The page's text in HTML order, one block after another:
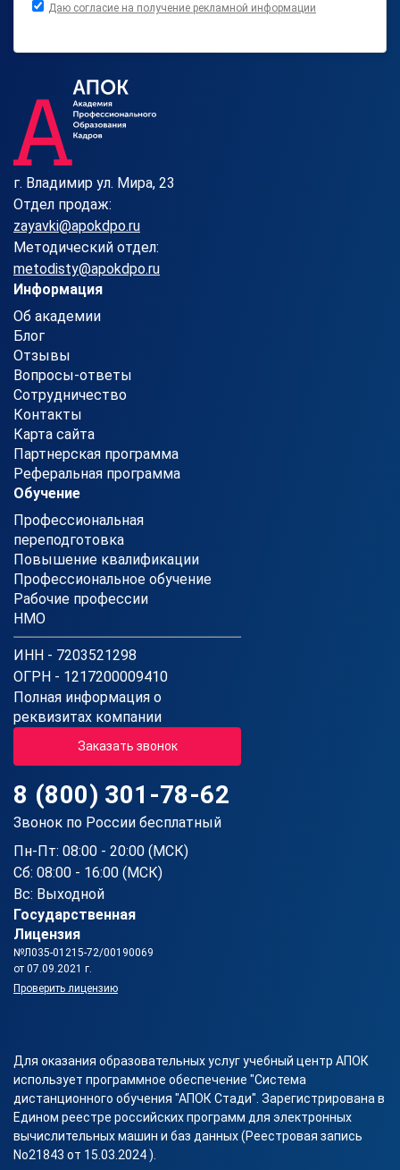
Даю согласие на получение рекламной информации
г. Владимир ул. Мира, 23
Отдел продаж:
zayavki@apokdpo.ru
Методический отдел:
metodisty@apokdpo.ru
Информация
Об академии
Блог
Отзывы
Вопросы-ответы
Сотрудничество
Контакты
Карта сайта
Партнерская программа
Реферальная программа
Обучение
Профессиональная
переподготовка
Повышение квалификации
Профессиональное обучение
Рабочие профессии
НМО
ИНН - 7203521298
ОГРН - 1217200009410
Полная информация о
реквизитах компании
Заказать звонок
8 (800) 301-78-62
Звонок по России бесплатный
Пн-Пт: 08:00 - 20:00 (МСК)
Сб: 08:00 - 16:00 (МСК)
Вс: Выходной
Государственная
Лицензия
№Л035-01215-72/00190069
от 07.09.2021 г.
Проверить лицензию
Для оказания образовательных услуг учебный центр АПОК
использует программное обеспечение "Система
дистанционного обучения "АПОК Стади". Зарегистрирована в
Едином реестре российских программ для электронных
вычислительных машин и баз данных (Реестровая запись
No21843 от 15.03.2024 ).